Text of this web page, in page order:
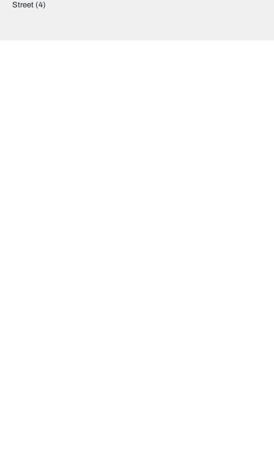
Street (4)